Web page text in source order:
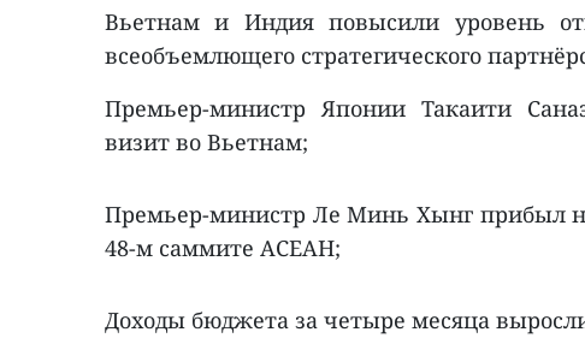
Вьетнам и Индия повысили уровень
всеобъемлющего стратегического
Премьер-министр Японии Такаити
визит во Вьетнам;
Премьер-министр Ле Минь Хынг прибыл
48-м саммите АСЕАН;
Доходы бюджета за четыре месяца